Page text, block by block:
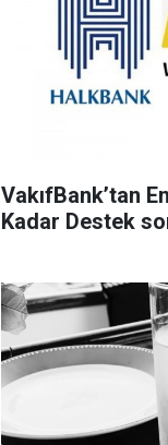
VakıfBank’tan
Kadar Destek